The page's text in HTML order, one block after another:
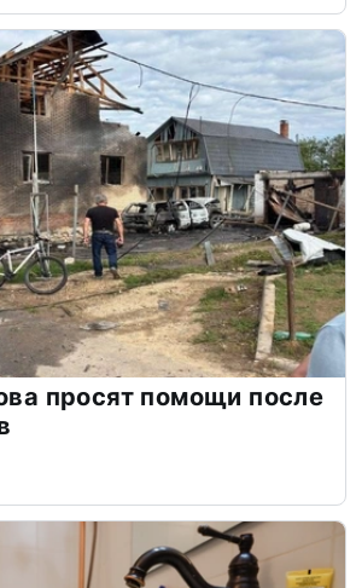
просят помощи после